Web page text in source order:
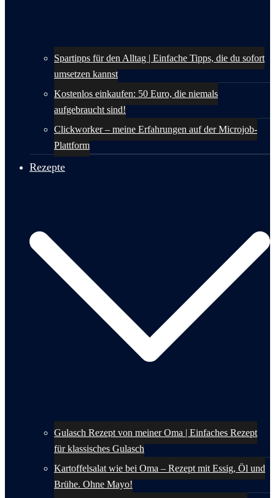
Spartipps für den Alltag | Einfache Tipps, die du sofort
umsetzen kannst
Kostenlos einkaufen: 50 Euro, die niemals
aufgebraucht sind!
Clickworker – meine Erfahrungen auf der Microjob-
Plattform
Rezepte
Gulasch Rezept von meiner Oma | Einfaches Rezept
für klassisches Gulasch
Kartoffelsalat wie bei Oma – Rezept mit Essig, Öl und
Brühe. Ohne Mayo!